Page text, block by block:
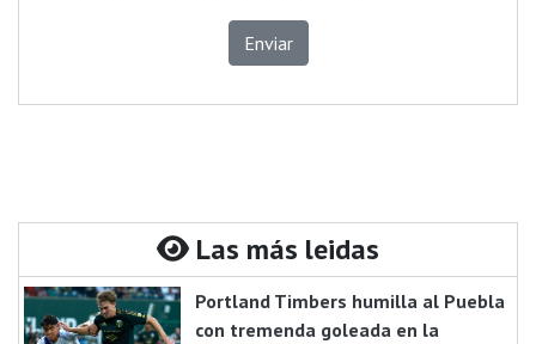
Enviar
Las más leidas
Portland Timbers humilla al Puebla
con tremenda goleada en la